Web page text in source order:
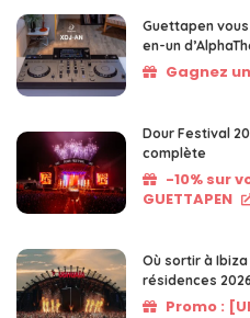
Guettapen
en-un
Gagnez
Dour Festival
complète
-10% sur
GUETTAPEN
Où sortir à
résidences 2026
Promo :